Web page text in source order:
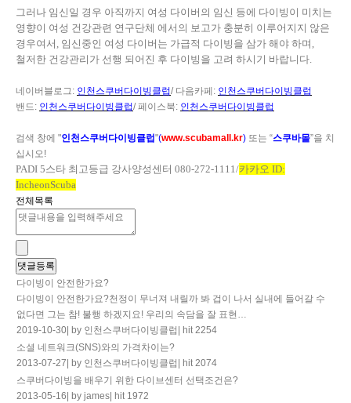
그러나 임신일 경우 아직까지 여성 다이버의 임신 등에 다이빙이 미치는
영향이 여성 건강관련 연구단체 에서의 보고가 충분히 이루어지지 않은
경우여서 , 임신중인 여성 다이버는 가급적 다이빙을 삼가 해야 하며 ,
철저한 건강관리가 선행 되어진 후 다이빙을 고려 하시기 바랍니다.
네이버블로그: 인천스쿠버다이빙클럽/ 다음카페 : 인천스쿠버다이빙클럽
밴드: 인천스쿠버다이빙클럽/페이스북: 인천스쿠버다이빙클럽
검색 창에 "인천스쿠버다이빙클럽"(www.scubamall.kr) 또는 “스쿠바몰”을 치
십시오!
PADI 5스타 최고등급 강사양성센터 080-272-1111/카카오 ID:
IncheonScuba
전체목록
다이빙이 안전한가요?
다이빙이 안전한가요?천정이 무너져 내릴까 봐 겁이 나서 실내에 들어갈 수
없다면 그는 참! 불행 하겠지요! 우리의 속담을 잘 표현…
2019-10-30 by 인천스쿠버다이빙클럽
hit 2254
소셜 네트워크(SNS)와의 가격차이는?
2013-07-27
by 인천스쿠버다이빙클럽
hit 2074
스쿠버다이빙을 배우기 위한 다이브센터 선택조건은?
2013-05-16
by james hit 1972